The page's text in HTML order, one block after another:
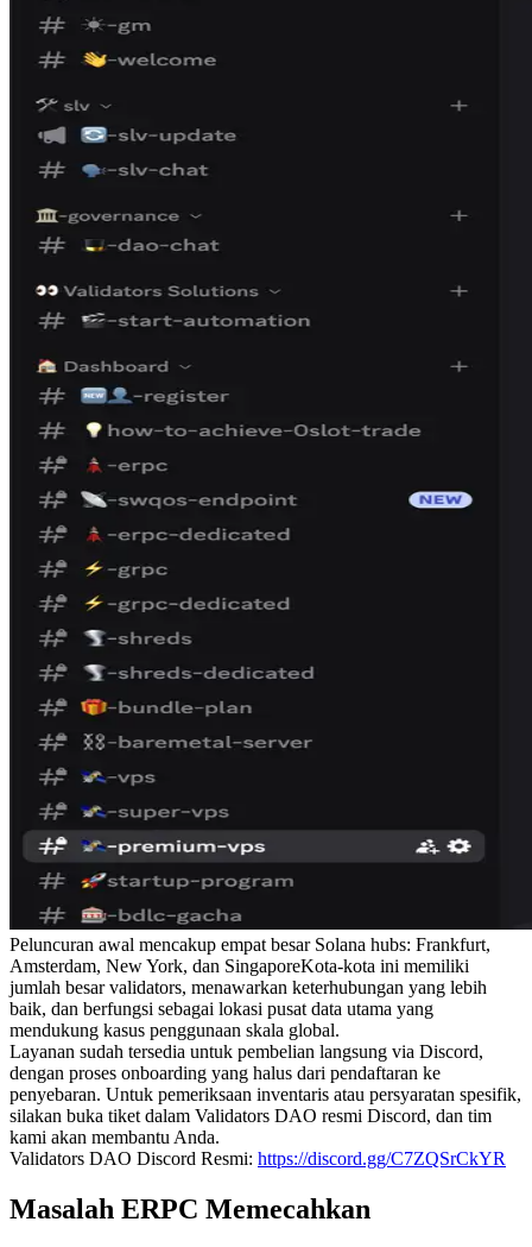
Peluncuran awal mencakup empat besar Solana hubs: Frankfurt,
Amsterdam, New York, dan SingaporeKota-kota ini memiliki
jumlah besar validators, menawarkan keterhubungan yang lebih
baik, dan berfungsi sebagai lokasi pusat data utama yang
mendukung kasus penggunaan skala global.
Layanan sudah tersedia untuk pembelian langsung via Discord,
dengan proses onboarding yang halus dari pendaftaran ke
penyebaran. Untuk pemeriksaan inventaris atau persyaratan spesifik,
silakan buka tiket dalam Validators DAO resmi Discord, dan tim
kami akan membantu Anda.
Validators DAO Discord Resmi: https://discord.gg/C7ZQSrCkYR
Masalah ERPC Memecahkan